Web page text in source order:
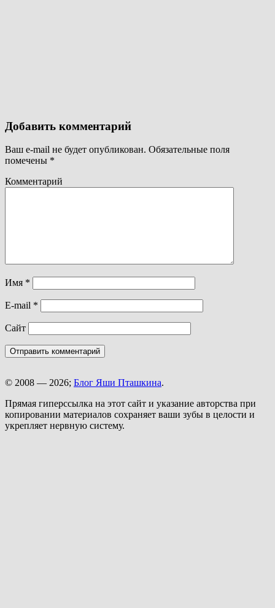
Добавить комментарий
Ваш e-mail не будет опубликован. Обязательные поля
помечены *
Комментарий
Имя *
E-mail *
Сайт
© 2008 — 2026; Блог Яши Пташкина.
Прямая гиперссылка на этот сайт и указание авторства при
копировании материалов сохраняет ваши зубы в целости и
укрепляет нервную систему.